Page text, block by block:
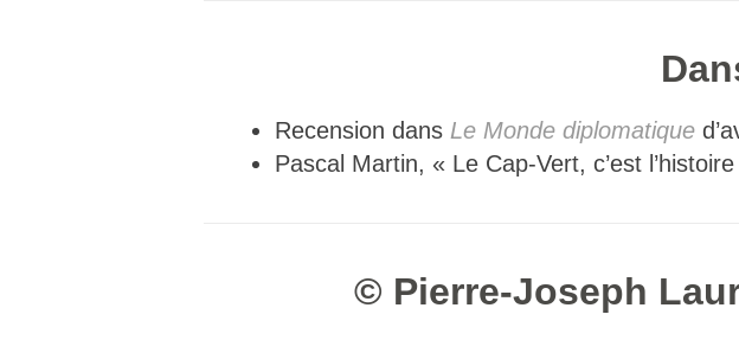
Recension dans Le Monde diplomatique
Pascal Martin, « Le Cap-Vert, c’est
© Pierre-Joseph